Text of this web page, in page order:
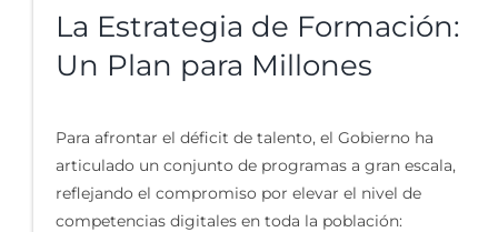
La Estrategia de Formación:
Un Plan para Millones
Para afrontar el déficit de talento, el Gobierno ha
articulado un conjunto de programas a gran escala,
reflejando el compromiso por elevar el nivel de
competencias digitales en toda la población: